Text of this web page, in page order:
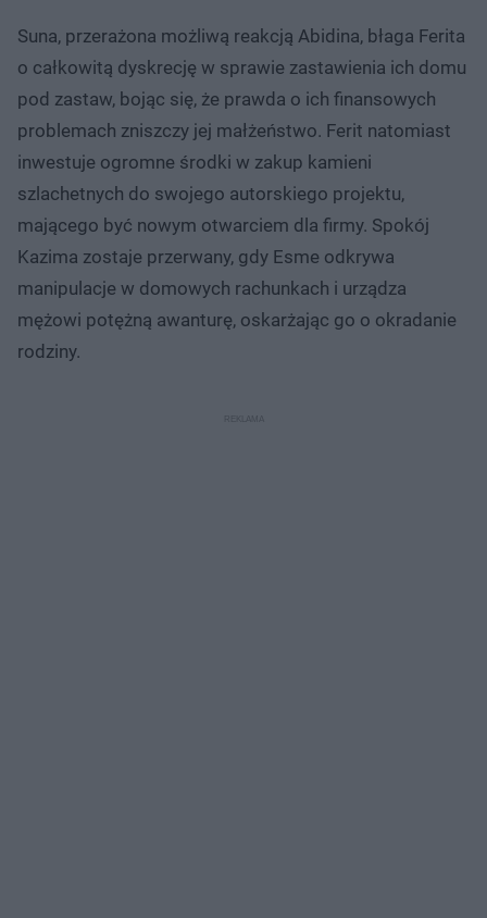
Suna, przerażona możliwą reakcją Abidina, błaga Ferita
o całkowitą dyskrecję w sprawie zastawienia ich domu
pod zastaw, bojąc się, że prawda o ich finansowych
problemach zniszczy jej małżeństwo. Ferit natomiast
inwestuje ogromne środki w zakup kamieni
szlachetnych do swojego autorskiego projektu,
mającego być nowym otwarciem dla firmy. Spokój
Kazima zostaje przerwany, gdy Esme odkrywa
manipulacje w domowych rachunkach i urządza
mężowi potężną awanturę, oskarżając go o okradanie
rodziny.